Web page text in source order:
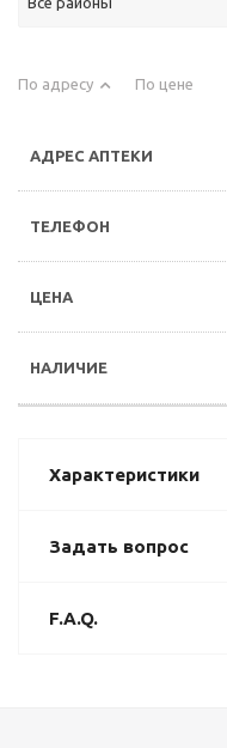
По адресу По цене
Характеристики
Задать вопрос
F.A.Q.